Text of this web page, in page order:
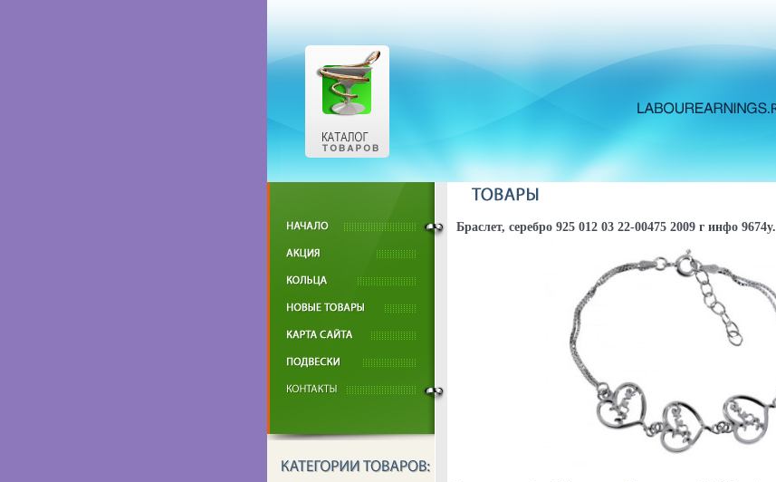
Браслет, серебро 925 012 03 22-00475 2009 г инфо 9674y.